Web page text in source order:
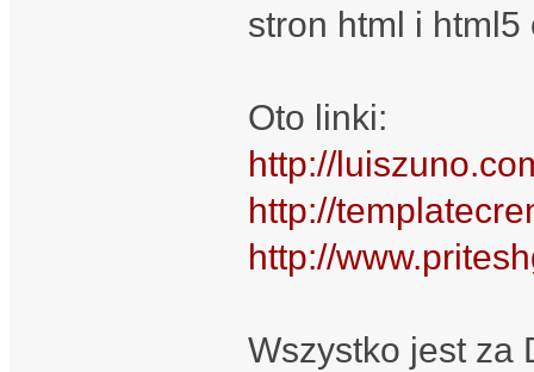
stron html i
Oto linki:
http://
http://
http://
Wszystko jest za